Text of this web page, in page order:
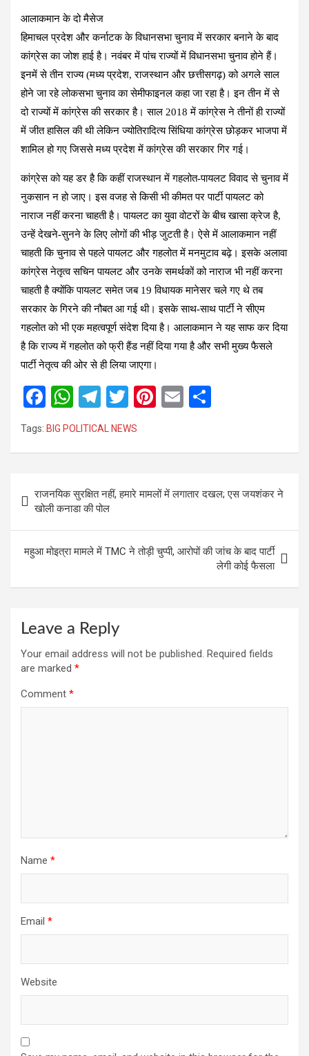
आलाकमान के दो मैसेज
हिमाचल प्रदेश और कर्नाटक के विधानसभा चुनाव में सरकार बनाने के बाद
कांग्रेस का जोश हाई है। नवंबर में पांच राज्यों में विधानसभा चुनाव होने हैं।
इनमें से तीन राज्य (मध्य प्रदेश, राजस्थान और छत्तीसगढ़) को अगले साल
होने जा रहे लोकसभा चुनाव का सेमीफाइनल कहा जा रहा है। इन तीन में से
दो राज्यों में कांग्रेस की सरकार है। साल 2018 में कांग्रेस ने तीनों ही राज्यों
में जीत हासिल की थी लेकिन ज्योतिरादित्य सिंधिया कांग्रेस छोड़कर भाजपा में
शामिल हो गए जिससे मध्य प्रदेश में कांग्रेस की सरकार गिर गई।
कांग्रेस को यह डर है कि कहीं राजस्थान में गहलोत-पायलट विवाद से चुनाव में
नुकसान न हो जाए। इस वजह से किसी भी कीमत पर पार्टी पायलट को
नाराज नहीं करना चाहती है। पायलट का युवा वोटरों के बीच खासा क्रेज है,
उन्हें देखने-सुनने के लिए लोगों की भीड़ जुटती है। ऐसे में आलाकमान नहीं
चाहती कि चुनाव से पहले पायलट और गहलोत में मनमुटाव बढ़े। इसके अलावा
कांग्रेस नेतृत्व सचिन पायलट और उनके समर्थकों को नाराज भी नहीं करना
चाहती है क्योंकि पायलट समेत जब 19 विधायक मानेसर चले गए थे तब
सरकार के गिरने की नौबत आ गई थी। इसके साथ-साथ पार्टी ने सीएम
गहलोत को भी एक महत्वपूर्ण संदेश दिया है। आलाकमान ने यह साफ कर दिया
है कि राज्य में गहलोत को फ्री हैंड नहीं दिया गया है और सभी मुख्य फैसले
पार्टी नेतृत्व की ओर से ही लिया जाएगा।
F
a
ce
o
o
k
W
h
at
A
p
p
T
el
e
a
m
T
wi
tt
Pi
t
E
Tags: BIG POLITICAL NEWS
navigation
राजनयिक सुरक्षित नहीं, हमारे मामलों में लगातार दखल; एस जयशंकर ने
खोली कनाडा की पोल
महुआ मोइत्रा मामले में TMC ने तोड़ी चुप्पी, आरोपों की जांच के बाद पार्टी
लेगी कोई फैसला
Leave a Reply
Your email address will not be published. Required fields
are marked *
Comment *
Name *
Email *
Website